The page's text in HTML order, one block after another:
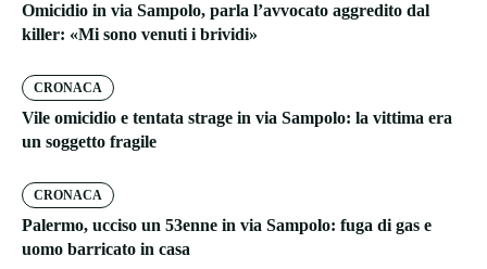
Omicidio in via Sampolo, parla l’avvocato aggredito dal
killer: «Mi sono venuti i brividi»
CRONACA
Vile omicidio e tentata strage in via Sampolo: la vittima era
un soggetto fragile
CRONACA
Palermo, ucciso un 53enne in via Sampolo: fuga di gas e
uomo barricato in casa